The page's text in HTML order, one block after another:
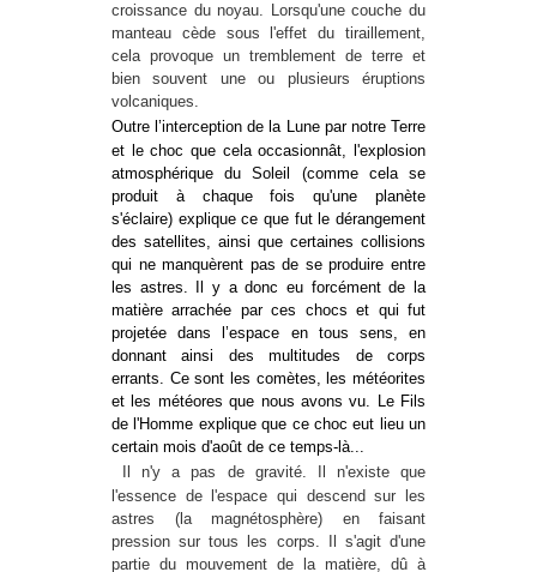
croissance du noyau. Lorsqu'une couche du
manteau cède sous l'effet du tiraillement,
cela provoque un tremblement de terre et
bien souvent une ou plusieurs éruptions
volcaniques.
Outre l’interception de la Lune par notre Terre
et le choc que cela occasionnât, l'explosion
atmosphérique du Soleil (comme cela se
produit à chaque fois qu'une planète
s'éclaire) explique ce que fut le dérangement
des satellites, ainsi que certaines collisions
qui ne manquèrent pas de se produire entre
les astres. Il y a donc eu forcément de la
matière arrachée par ces chocs et qui fut
projetée dans l’espace en tous sens, en
donnant ainsi des multitudes de corps
errants. Ce sont les comètes, les météorites
et les météores que nous avons vu. Le Fils
de l'Homme explique que ce choc eut lieu un
certain mois d'août de ce temps-là...
Il n'y a pas de gravité. Il n'existe que
l'essence de l'espace qui descend sur les
astres (la magnétosphère) en faisant
pression sur tous les corps. Il s'agit d'une
partie du mouvement de la matière, dû à